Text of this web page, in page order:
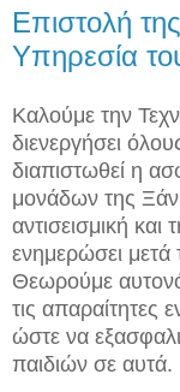
Επιστολή
Υπηρεσία
Καλούμε την
διενεργήσει
διαπιστωθεί η
μονάδων της
αντισεισμική
ενημερώσει μετά
Θεωρούμε
τις απαραίτητες
ώστε να
παιδιών σε αυτά.